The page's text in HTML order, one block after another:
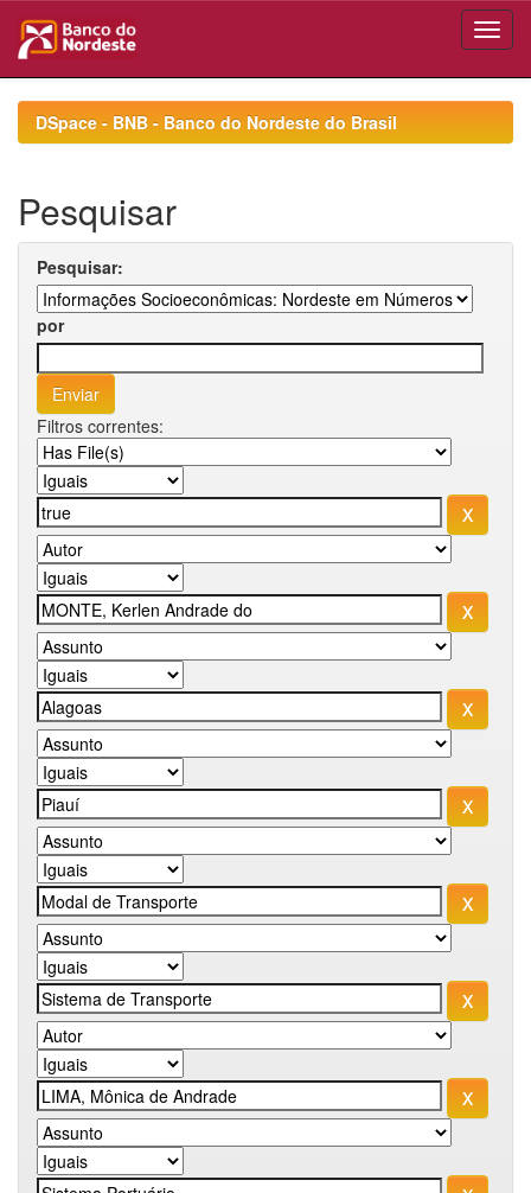
navigationDSpace - BNB - Banco do Nordeste do Brasil
Pesquisar
Pesquisar:
por
Filtros correntes: